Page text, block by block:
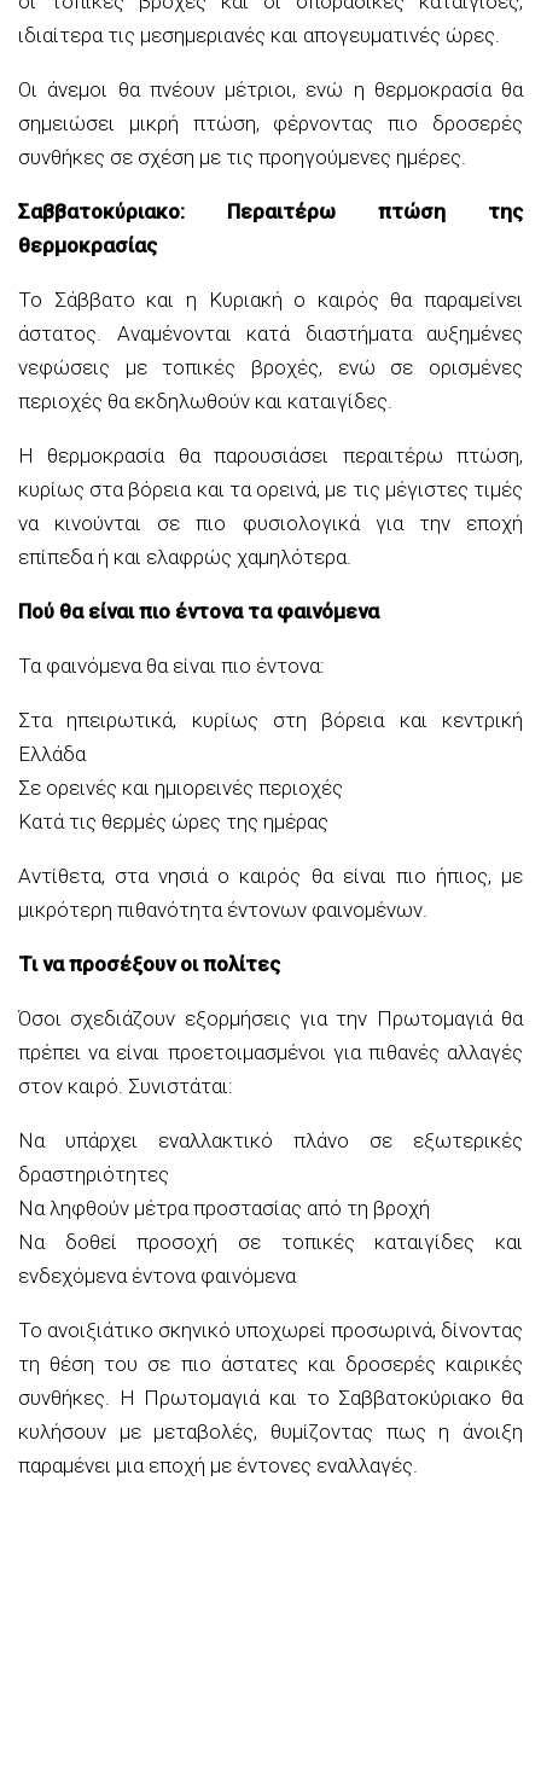
ιδιαίτερα τις μεσημεριανές και απογευματινές ώρες.
Οι άνεμοι θα πνέουν μέτριοι, ενώ η θερμοκρασία θα
σημειώσει μικρή πτώση, φέρνοντας πιο δροσερές
συνθήκες σε σχέση με τις προηγούμενες ημέρες.
Σαββατοκύριακο: Περαιτέρω πτώση της
θερμοκρασίας
Το Σάββατο και η Κυριακή ο καιρός θα παραμείνει
άστατος. Αναμένονται κατά διαστήματα αυξημένες
νεφώσεις με τοπικές βροχές, ενώ σε ορισμένες
περιοχές θα εκδηλωθούν και καταιγίδες.
Η θερμοκρασία θα παρουσιάσει περαιτέρω πτώση,
κυρίως στα βόρεια και τα ορεινά, με τις μέγιστες τιμές
να κινούνται σε πιο φυσιολογικά για την εποχή
επίπεδα ή και ελαφρώς χαμηλότερα.
Πού θα είναι πιο έντονα τα φαινόμενα
Τα φαινόμενα θα είναι πιο έντονα:
Στα ηπειρωτικά, κυρίως στη βόρεια και κεντρική
Ελλάδα
Σε ορεινές και ημιορεινές περιοχές
Κατά τις θερμές ώρες της ημέρας
Αντίθετα, στα νησιά ο καιρός θα είναι πιο ήπιος, με
μικρότερη πιθανότητα έντονων φαινομένων.
Τι να προσέξουν οι πολίτες
Όσοι σχεδιάζουν εξορμήσεις για την Πρωτομαγιά θα
πρέπει να είναι προετοιμασμένοι για πιθανές αλλαγές
στον καιρό. Συνιστάται:
Να υπάρχει εναλλακτικό πλάνο σε εξωτερικές
δραστηριότητες
Να ληφθούν μέτρα προστασίας από τη βροχή
Να δοθεί προσοχή σε τοπικές καταιγίδες και
ενδεχόμενα έντονα φαινόμενα
Το ανοιξιάτικο σκηνικό υποχωρεί προσωρινά, δίνοντας
τη θέση του σε πιο άστατες και δροσερές καιρικές
συνθήκες. Η Πρωτομαγιά και το Σαββατοκύριακο θα
κυλήσουν με μεταβολές, θυμίζοντας πως η άνοιξη
παραμένει μια εποχή με έντονες εναλλαγές.